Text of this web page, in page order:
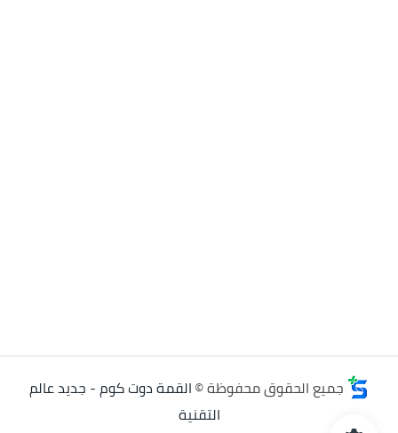
جميع الحقوق محفوظة ©القمة دوت كوم - جديد عالم
التقنية